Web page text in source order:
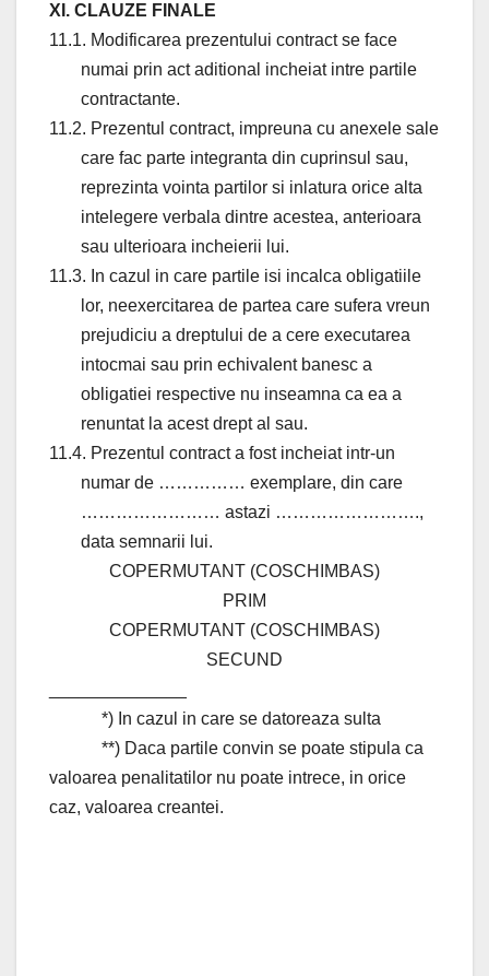
XI. CLAUZE FINALE
11.1. Modificarea prezentului contract se face
numai prin act aditional incheiat intre partile
contractante.
11.2. Prezentul contract, impreuna cu anexele sale
care fac parte integranta din cuprinsul sau,
reprezinta vointa partilor si inlatura orice alta
intelegere verbala dintre acestea, anterioara
sau ulterioara incheierii lui.
11.3. In cazul in care partile isi incalca obligatiile
lor, neexercitarea de partea care sufera vreun
prejudiciu a dreptului de a cere executarea
intocmai sau prin echivalent banesc a
obligatiei respective nu inseamna ca ea a
renuntat la acest drept al sau.
11.4. Prezentul contract a fost incheiat intr-un
numar de …………… exemplare, din care
…………………… astazi …………………….,
data semnarii lui.
COPERMUTANT (COSCHIMBAS)
PRIM
COPERMUTANT (COSCHIMBAS)
SECUND
*) In cazul in care se datoreaza sulta
**) Daca partile convin se poate stipula ca
valoarea penalitatilor nu poate intrece, in orice
caz, valoarea creantei.